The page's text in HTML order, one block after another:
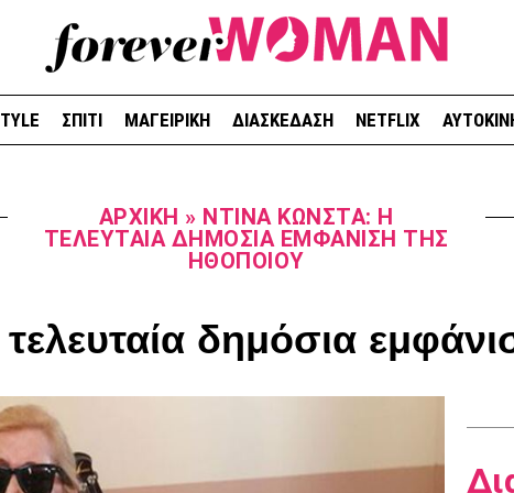
ΣΠΙΤΙ ΜΑΓΕΙΡΙΚΗ ΔΙΑΣΚΕΔΑΣΗ NETFLIX
ΑΡΧΙΚΉ » ΝΤΊΝΑ ΚΏΝΣΤΑ: Η
ΤΕΛΕΥΤΑΊΑ ΔΗΜΌΣΙΑ ΕΜΦΆΝΙΣΗ ΤΗΣ
ΗΘΟΠΟΙΟΎ
δημόσια